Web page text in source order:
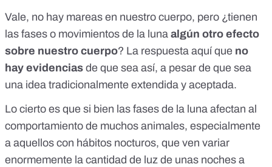
Vale, no hay mareas en nuestro cuerpo, pero ¿tienen
las fases o movimientos de la luna algún otro efecto
sobre nuestro cuerpo? La respuesta aquí que no
hay evidencias de que sea así, a pesar de que sea
una idea tradicionalmente extendida y aceptada.
Lo cierto es que si bien las fases de la luna afectan al
comportamiento de muchos animales, especialmente
a aquellos con hábitos nocturos, que ven variar
enormemente la cantidad de luz de unas noches a